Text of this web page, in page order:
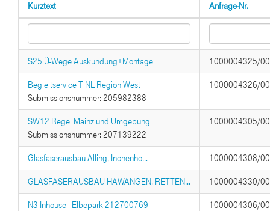
Kurztext Anfrage-Nr.
S25 Ü-Wege Auskundung+Montage 1000004325/
Begleitservice T NL Region West
Submissionsnummer: 205982388
1000004326/
SW12 Regel Mainz und Umgebung
Submissionsnummer: 207139222
1000004305/
Glasfaserausbau Alling, Inchenho... 1000004308/
GLASFASERAUSBAU HAWANGEN, RETTEN... 1000004330/
N3 Inhouse - Elbepark 212700769
1000004306/